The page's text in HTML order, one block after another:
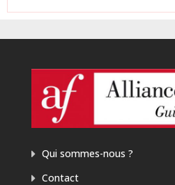
Qui sommes-nous ?
Contact